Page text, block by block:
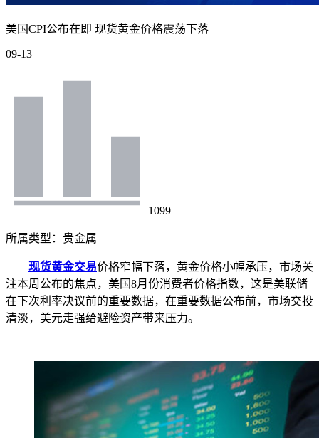
美国CPI公布在即 现货黄金价格震荡下落
09-13
1099
所属类型： 贵金属
现货黄金交易价格窄幅下落，黄金价格小幅承压，市场关
注本周公布的焦点，美国8月份消费者价格指数，这是美联储
在下次利率决议前的重要数据，在重要数据公布前，市场交投
清淡，美元走强给避险资产带来压力。